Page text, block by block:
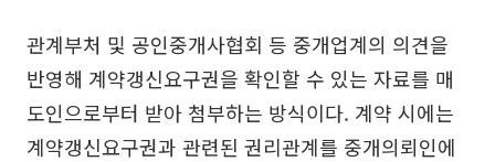
관계부처 및 공인중개사협회 등 중개업계의 의견을
반영해 계약갱신요구권을 확인할 수 있는 자료를 매
도인으로부터 받아 첨부하는 방식이다. 계약 시에는
계약갱신요구권과 관련된 권리관계를 중개의뢰인에